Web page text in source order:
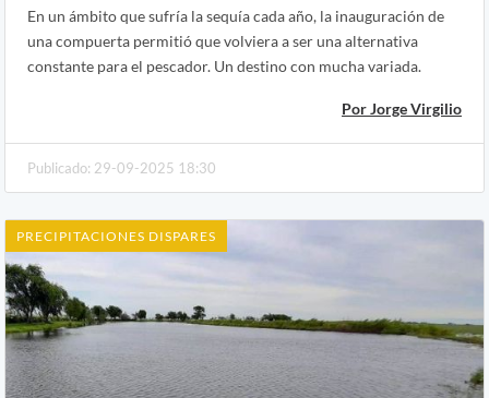
En un ámbito que sufría la sequía cada año, la inauguración de
una compuerta permitió que volviera a ser una alternativa
constante para el pescador. Un destino con mucha variada.
Por Jorge Virgilio
Publicado: 29-09-2025 18:30
PRECIPITACIONES DISPARES